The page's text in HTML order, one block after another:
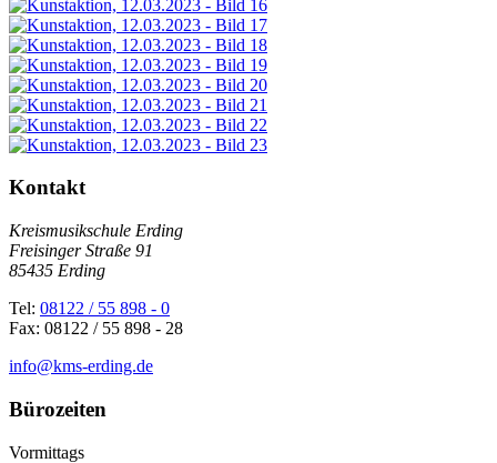
Kontakt
Kreismusikschule Erding
Freisinger Straße 91
85435 Erding
Tel: 08122 / 55 898 - 0
Fax: 08122 / 55 898 - 28
info@kms-erding.de
Bürozeiten
Vormittags